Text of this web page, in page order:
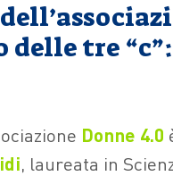
tre
Donne 4.0
, laureata in